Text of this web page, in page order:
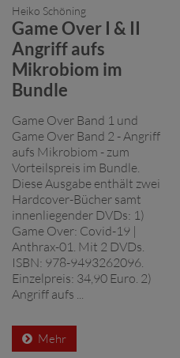
Heiko Schöning
Game Over I & II
Angriff aufs
Mikrobiom im
Bundle
Game Over Band 1 und
Game Over Band 2 - Angriff
aufs Mikrobiom - zum
Vorteilspreis im Bundle.
Diese Ausgabe enthält zwei
Hardcover-Bücher samt
innenliegender DVDs: 1)
Game Over: Covid-19 |
Anthrax-01. Mit 2 DVDs.
ISBN: 978-9493262096.
Einzelpreis: 34,90 Euro. 2)
Angriff aufs ...
Mehr